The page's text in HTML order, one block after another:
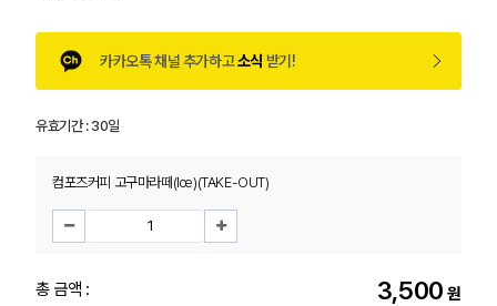
카카오톡 채널 추가하고소식 받기!
유효기간 :30일
컴포즈커피 고구마라떼(Ice)(TAKE-OUT)
총 금액 : 3,500 원